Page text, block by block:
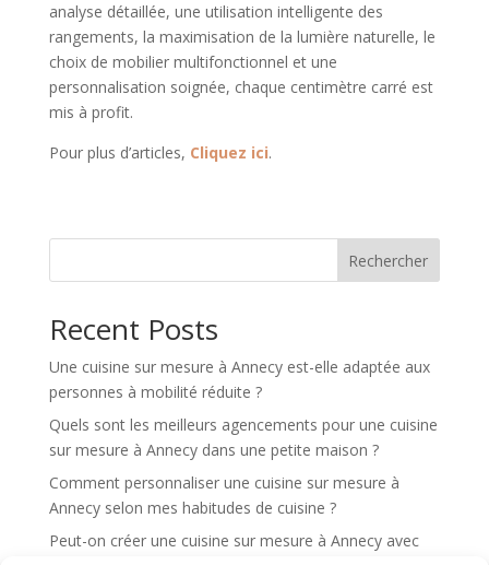
analyse détaillée, une utilisation intelligente des
rangements, la maximisation de la lumière naturelle, le
choix de mobilier multifonctionnel et une
personnalisation soignée, chaque centimètre carré est
mis à profit.
Pour plus d’articles, Cliquez ici.
Rechercher
Recent Posts
Une cuisine sur mesure à Annecy est-elle adaptée aux
personnes à mobilité réduite ?
Quels sont les meilleurs agencements pour une cuisine
sur mesure à Annecy dans une petite maison ?
Comment personnaliser une cuisine sur mesure à
Annecy selon mes habitudes de cuisine ?
Peut-on créer une cuisine sur mesure à Annecy avec